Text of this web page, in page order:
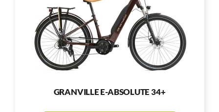
GRANVILLE E-ABSOLUTE 34+